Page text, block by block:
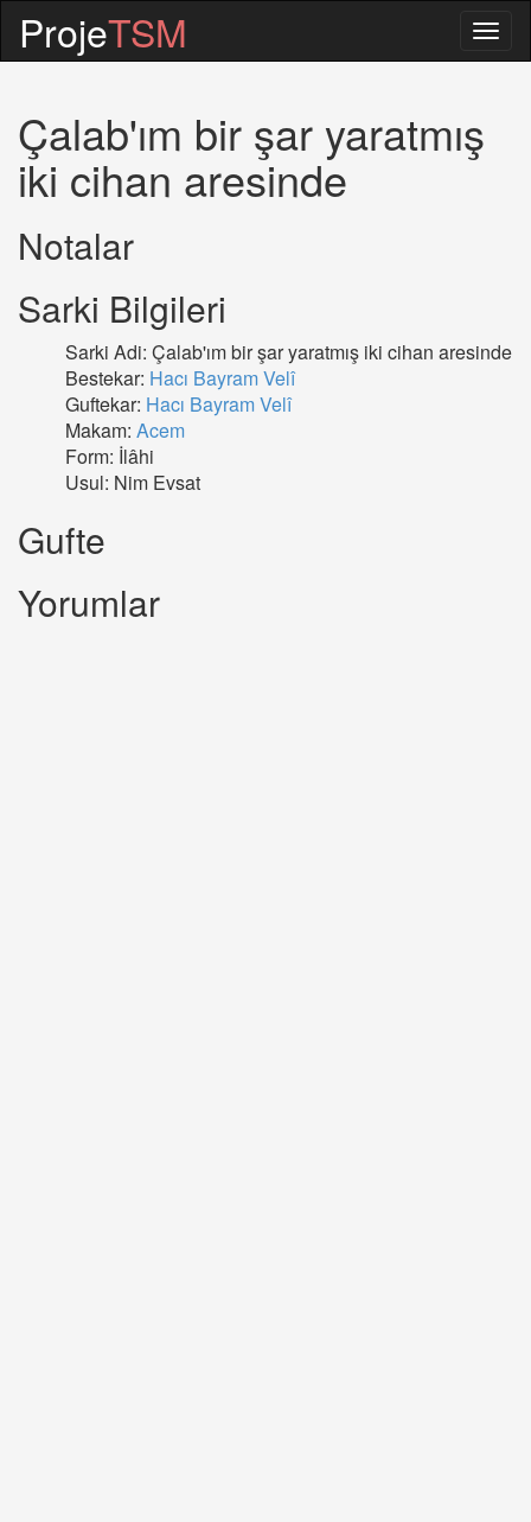
ProjeTSM
Çalab'ım bir şar yaratmış
iki cihan aresinde
Notalar
Sarki Bilgileri
Sarki Adi: Çalab'ım bir şar yaratmış iki cihan aresinde
Bestekar: Hacı Bayram Velî
Guftekar: Hacı Bayram Velî
Makam: Acem
Form: İlâhi
Usul: Nim Evsat
Gufte
Yorumlar